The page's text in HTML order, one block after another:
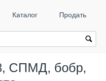
Каталог Продать
СПМД, бобр,